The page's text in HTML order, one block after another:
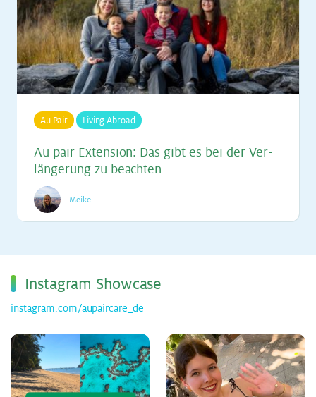
Au Pair Living Abroad
Au pair Ex­ten­si­on: Das gibt es bei der Ver­
län­ge­rung zu be­ach­ten
Meike
Ins­ta­gram Show­ca­se
instagram.com/aupaircare_de